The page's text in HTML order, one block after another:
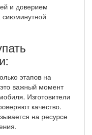
и доверием
сиюминутной
этапов на
важный момент
Изготовители
качество.
на ресурсе